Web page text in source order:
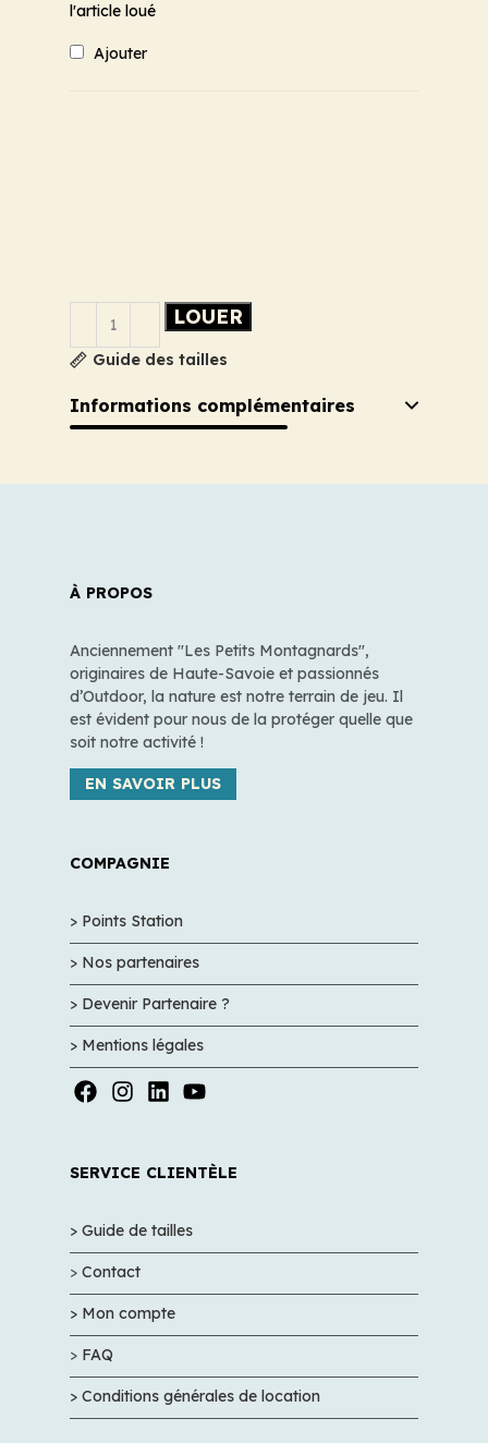
l'article loué
Ajouter
LOUER
Guide des tailles
Informations complémentaires
À PROPOS
Anciennement "Les Petits Montagnards",
originaires de Haute-Savoie et passionnés
d’Outdoor, la nature est notre terrain de jeu. Il
est évident pour nous de la protéger quelle que
soit notre activité !
EN SAVOIR PLUS
COMPAGNIE
> Points Station
> Nos partenaires
> Devenir Partenaire ?
> Mentions légales
SERVICE CLIENTÈLE
> Guide de tailles
> Contact
> Mon compte
> FAQ
> Conditions générales de location